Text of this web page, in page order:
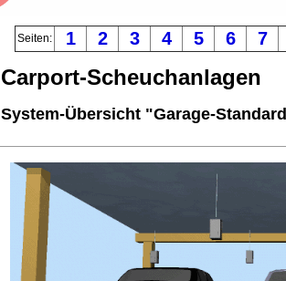
Seiten: 1 2 3 4 5 6 7
Carport-Scheuchanlagen
System-Übersicht "Garage-